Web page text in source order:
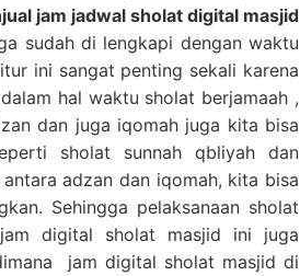
jam jadwal sholat digital masjid
sudah di lengkapi dengan waktu
ini sangat penting sekali karena
hal waktu sholat berjamaah ,
dan juga iqomah juga kita bisa
sholat sunnah qbliyah dan
adzan dan iqomah, kita bisa
Sehingga pelaksanaan sholat
digital sholat masjid ini juga
jam digital sholat masjid di